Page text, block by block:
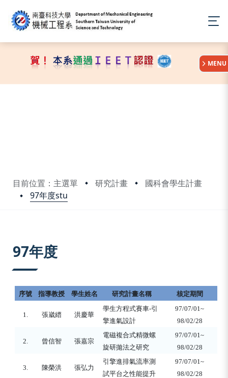
目前位置：主選單 研究計畫
國科會學生計畫
97年度stu
:::
MENU
97年度
序號 指導教授 學生姓名 研究計畫名稱 核定期間
1. 張崴縉 洪慶華
學生方程式賽車-引
擎進氣設計
97/07/01~
98/02/28
2. 曾信智 張嘉宗
電磁複合式精微螺
旋研拋法之研究
97/07/01~
98/02/28
3. 陳榮洪 張弘力
引擎進排氣流率測
試平台之性能提升
97/07/01~
98/02/28